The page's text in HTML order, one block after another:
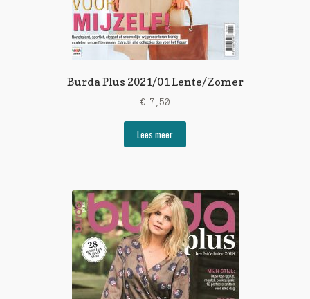
Burda Plus 2021/01 Lente/Zomer
€ 7,50
Lees meer